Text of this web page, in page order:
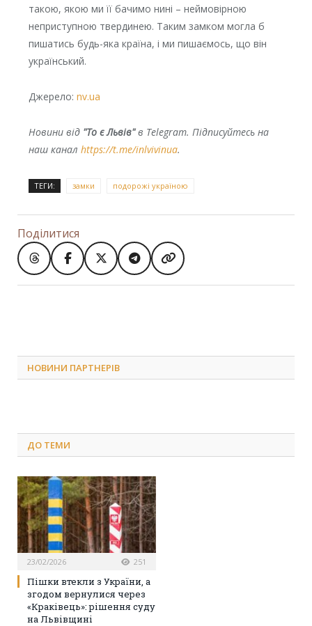
такою, якою ми її бачимо нині – неймовірною
неприступною твердинею. Таким замком могла б
пишатись будь-яка країна, і ми пишаємось, що він
український.
Джерело: nv.ua
Новини від "То є Львів"в Telegram. Підписуйтесь на
наш канал https://t.me/inlvivinua.
ТЕГИ: замки подорожі україною
Поділитися
НОВИНИ ПАРТНЕРІВ
ДО ТЕМИ
23/02/2026 251
Пішки втекли з України, а
згодом вернулися через
«Краківець»: рішення суду
на Львівщині